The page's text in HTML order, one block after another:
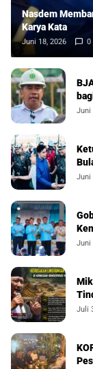
Nasdem
Karya Kata
Juni 18, 2026 0
Juni
Juni
Juni
Juli